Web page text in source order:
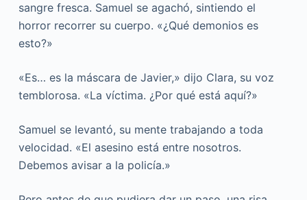
sangre fresca. Samuel se agachó, sintiendo el
horror recorrer su cuerpo. «¿Qué demonios es
esto?»
«Es… es la máscara de Javier,» dijo Clara, su voz
temblorosa. «La víctima. ¿Por qué está aquí?»
Samuel se levantó, su mente trabajando a toda
velocidad. «El asesino está entre nosotros.
Debemos avisar a la policía.»